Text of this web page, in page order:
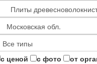
с ценой с фото от